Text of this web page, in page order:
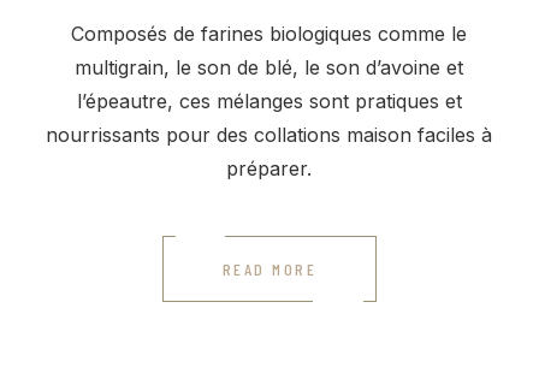
Composés de farines biologiques comme le
multigrain, le son de blé, le son d’avoine et
l’épeautre, ces mélanges sont pratiques et
nourrissants pour des collations maison faciles à
préparer.
READ MORE